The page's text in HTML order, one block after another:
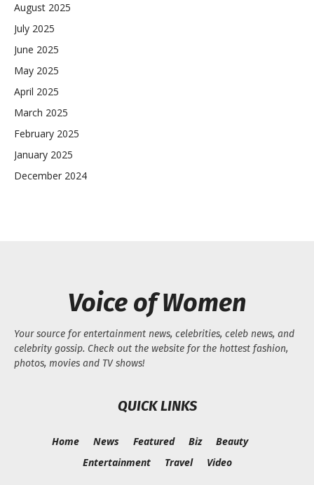
August 2025
July 2025
June 2025
May 2025
April 2025
March 2025
February 2025
January 2025
December 2024
Voice of Women
Your source for entertainment news, celebrities, celeb news, and
celebrity gossip. Check out the website for the hottest fashion,
photos, movies and TV shows!
QUICK LINKS
Home News Featured Biz
Beauty
Entertainment
Travel Video